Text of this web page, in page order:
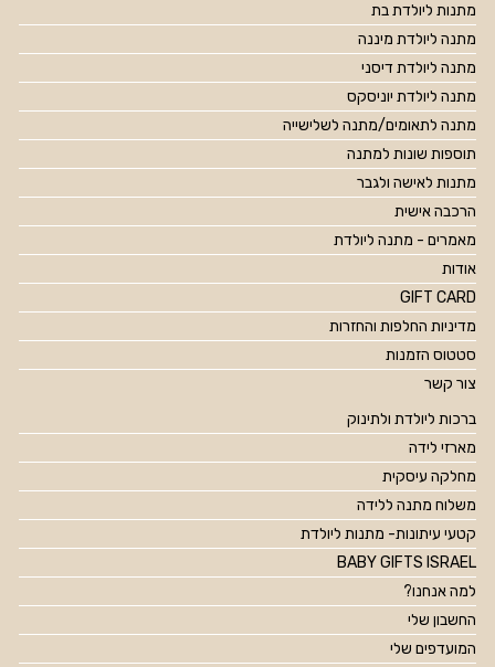
מתנות ליולדת בת
מתנה ליולדת מיננה
מתנה ליולדת דיסני
מתנה ליולדת יוניסקס
מתנה לתאומים/מתנה לשלישייה
תוספות שונות למתנה
מתנות לאישה ולגבר
הרכבה אישית
מאמרים - מתנה ליולדת
אודות
GIFT CARD
מדיניות החלפות והחזרות
סטטוס הזמנות
צור קשר
ברכות ליולדת ולתינוק
מארזי לידה
מחלקה עיסקית
משלוח מתנה ללידה
קטעי עיתונות- מתנות ליולדת
BABY GIFTS ISRAEL
למה אנחנו?
החשבון שלי
המועדפים שלי